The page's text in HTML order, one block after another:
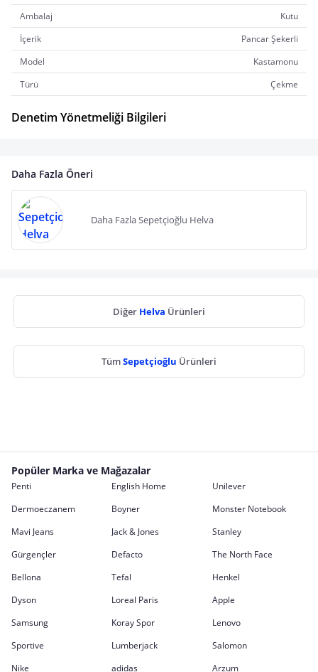
Ambalaj
Kutu
İçerik
Pancar Şekerli
Model
Kastamonu
Türü
Çekme
Denetim Yönetmeliği Bilgileri
Daha Fazla Öneri
Daha Fazla Sepetçioğlu Helva
Diğer Helva Ürünleri
TümSepetçioğlu Ürünleri
Popüler Marka ve Mağazalar
Penti English Home
Unilever
Dermoeczanem
Boyner
Monster Notebook
Mavi Jeans
Jack & Jones
Stanley
Gürgençler
Defacto
The North Face
Bellona
Tefal
Henkel
Dyson
Loreal Paris
Apple
Samsung
Koray Spor
Lenovo
Sportive
Lumberjack
Salomon
Nike
adidas Arzum